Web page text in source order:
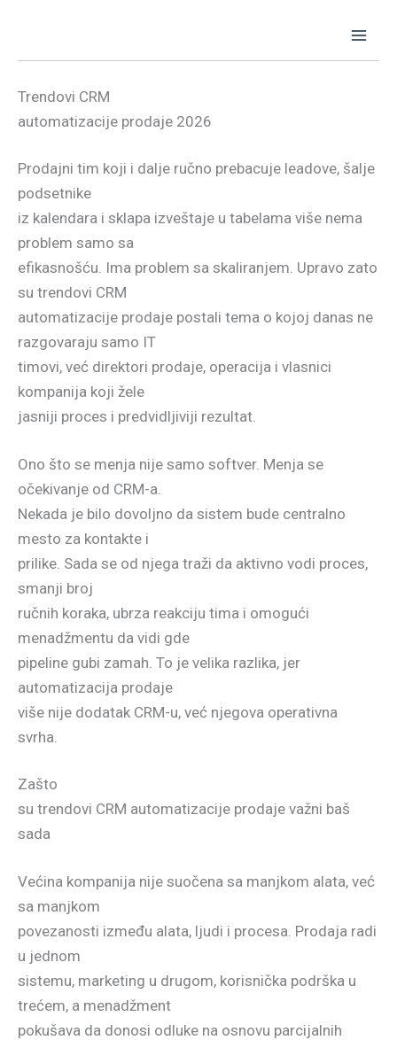
content
Trendovi CRM
automatizacije prodaje 2026
Prodajni tim koji i dalje ručno prebacuje leadove, šalje
podsetnike
iz kalendara i sklapa izveštaje u tabelama više nema
problem samo sa
efikasnošću. Ima problem sa skaliranjem. Upravo zato
su trendovi CRM
automatizacije prodaje postali tema o kojoj danas ne
razgovaraju samo IT
timovi, već direktori prodaje, operacija i vlasnici
kompanija koji žele
jasniji proces i predvidljiviji rezultat.
Ono što se menja nije samo softver. Menja se
očekivanje od CRM-a.
Nekada je bilo dovoljno da sistem bude centralno
mesto za kontakte i
prilike. Sada se od njega traži da aktivno vodi proces,
smanji broj
ručnih koraka, ubrza reakciju tima i omogući
menadžmentu da vidi gde
pipeline gubi zamah. To je velika razlika, jer
automatizacija prodaje
više nije dodatak CRM-u, već njegova operativna
svrha.
Zašto
su trendovi CRM automatizacije prodaje važni baš
sada
Većina kompanija nije suočena sa manjkom alata, već
sa manjkom
povezanosti između alata, ljudi i procesa. Prodaja radi
u jednom
sistemu, marketing u drugom, korisnička podrška u
trećem, a menadžment
pokušava da donosi odluke na osnovu parcijalnih